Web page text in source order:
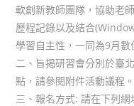
軟創新教師團隊，協助老
歷程記錄以及結合
學習自主性，一同為9月數
二、旨揭研習會分別於臺
點，請參閱附件活動議程。
三、報名方式: 請在下列網